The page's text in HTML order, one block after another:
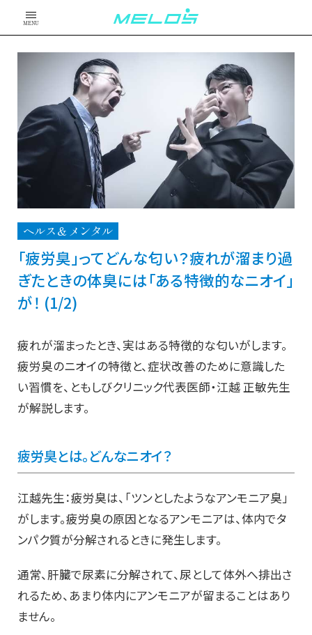
MENU
ヘルス＆メンタル
「疲労臭」ってどんな匂い？疲れが溜まり過
ぎたときの体臭には「ある特徴的なニオイ」
が！ (1/2)
疲れが溜まったとき、実はある特徴的な匂いがします。
疲労臭のニオイの特徴と、症状改善のために意識した
い習慣を、ともしびクリニック代表医師・江越 正敏先生
が解説します。
疲労臭とは。どんなニオイ？
江越先生：疲労臭は、「ツンとしたようなアンモニア臭」
がします。疲労臭の原因となるアンモニアは、体内でタ
ンパク質が分解されるときに発生します。
通常、肝臓で尿素に分解されて、尿として体外へ排出さ
れるため、あまり体内にアンモニアが留まることはあり
ません。